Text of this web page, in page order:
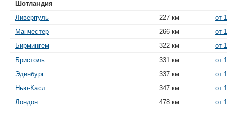
Шотландия
Ливерпуль
227 км
от
Манчестер
266 км
от
Бирмингем
322 км
от
Бристоль
331 км
от
Эдинбург
337 км
от
Нью-Касл
347 км
от
Лондон
478 км от